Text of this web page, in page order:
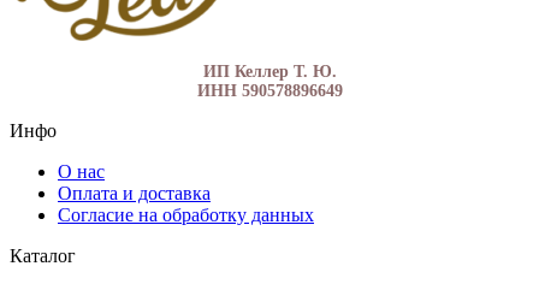
ИП Келлер Т. Ю.
ИНН 590578896649
Инфо
О нас
Оплата и доставка
Согласие на обработку данных
Каталог